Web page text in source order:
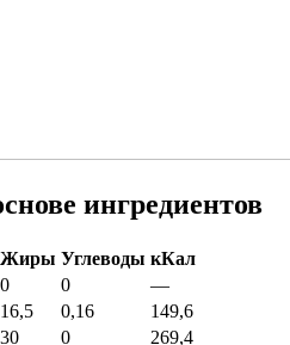
ингредиентов
Жиры Углеводы кКал
0 0
—
16,5 0,16
149,6
30 0
269,4